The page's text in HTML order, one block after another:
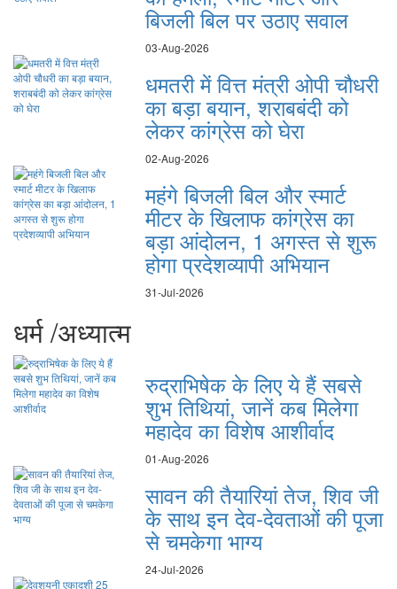
बिजली बिल पर उठाए सवाल
03-Aug-2026
धमतरी में वित्त मंत्री ओपी चौधरी
का बड़ा बयान, शराबबंदी को
लेकर कांग्रेस को घेरा
02-Aug-2026
महंगे बिजली बिल और स्मार्ट
मीटर के खिलाफ कांग्रेस का
बड़ा आंदोलन, 1 अगस्त से शुरू
होगा प्रदेशव्यापी अभियान
31-Jul-2026
धर्म /अध्यात्म
रुद्राभिषेक के लिए ये हैं सबसे
शुभ तिथियां, जानें कब मिलेगा
महादेव का विशेष आशीर्वाद
01-Aug-2026
सावन की तैयारियां तेज, शिव जी
के साथ इन देव-देवताओं की पूजा
से चमकेगा भाग्य
24-Jul-2026